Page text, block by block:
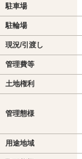
駐車場
駐輪場
現況/引渡し
管理費等
土地権利
管理態様
用途地域